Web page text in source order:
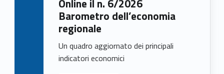
Online il n. 6/2026
Barometro dell’economia
regionale
Un quadro aggiornato dei principali
indicatori economici